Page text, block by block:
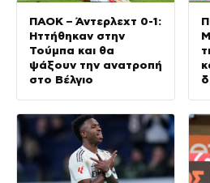
ΠΑΟΚ – Άντερλεχτ 0-1:
Ηττήθηκαν στην
Τούμπα και θα
ψάξουν την ανατροπή
στο Βέλγιο